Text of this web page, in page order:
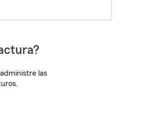
las